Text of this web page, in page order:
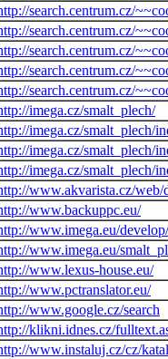
search.centrum.cz/
search.centrum.cz/
search.centrum.cz/
search.centrum.cz/
search.centrum.cz/
imega.cz/smalt_plech/
imega.cz/smalt_plech/
imega.cz/smalt_plech/
imega.cz/smalt_plech/
www.akvarista.cz/web/
www.backuppc.eu/
www.imega.eu/
www.imega.eu/
www.lexus-house.eu/
www.pctranslator.eu/
www.google.cz/search
klikni.idnes.cz/
www.instaluj.cz/cz/